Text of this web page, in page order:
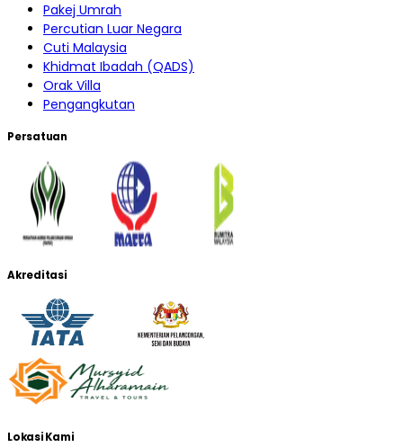
Pakej Umrah
Percutian Luar Negara
Cuti Malaysia
Khidmat Ibadah (QADS)
Orak Villa
Pengangkutan
Persatuan
Akreditasi
Lokasi Kami